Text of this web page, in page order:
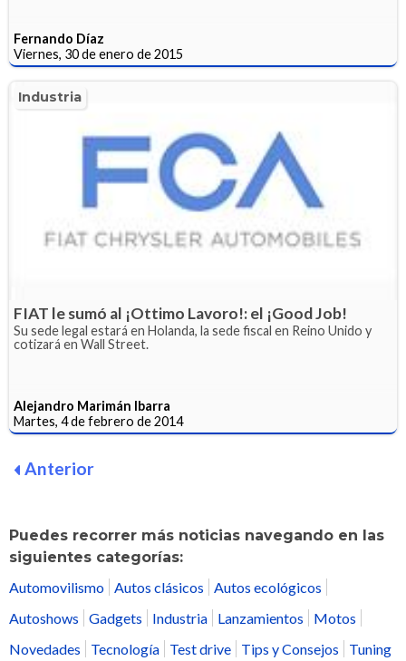
Fernando Díaz
Viernes, 30 de enero de 2015
Industria
FIAT le sumó al ¡Ottimo Lavoro!: el ¡Good Job!
Su sede legal estará en Holanda, la sede fiscal en Reino Unido y
cotizará en Wall Street.
Alejandro Marimán Ibarra
Martes, 4 de febrero de 2014
Anterior
Puedes recorrer más noticias navegando en las
siguientes categorías:
Automovilismo Autos clásicos
Autos ecológicos
Autoshows
Gadgets Industria Lanzamientos
Motos
Novedades
Tecnología Test drive Tips y Consejos Tuning